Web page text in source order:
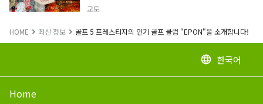
교토
HOME 최신 정보 골프 5 프레스티지의 인기 골프 클럽 "EPON"을 소개합니다!
language 한국어
Home